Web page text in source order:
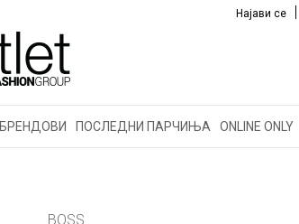
Најави се
БРЕНДОВИ ПОСЛЕДНИ ПАРЧИЊА ONLINE ONLY
BOSS